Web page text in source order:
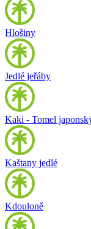
Hlošiny
Jedlé jeřáby
Kaki - Tomel
Kaštany jedlé
Kdouloně